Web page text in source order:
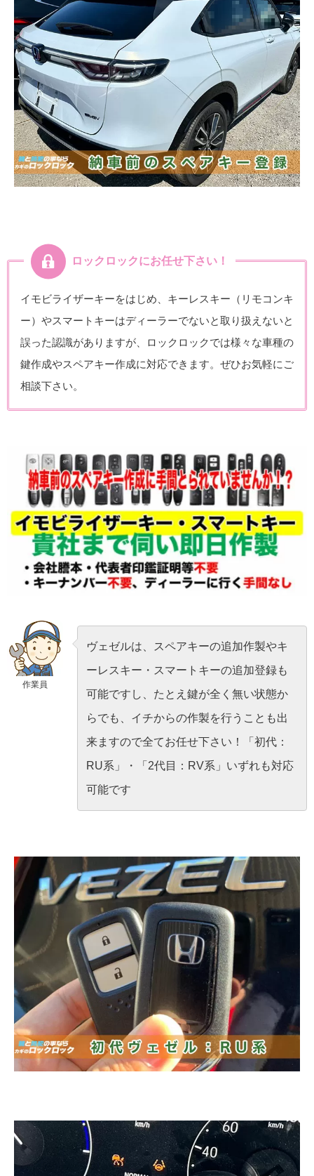
ロックロックにお任せ下さい！
イモビライザーキーをはじめ、キーレスキー（リモコンキ
ー）やスマートキーはディーラーでないと取り扱えないと
誤った認識がありますが、ロックロックでは様々な車種の
鍵作成やスペアキー作成に対応できます。ぜひお気軽にご
相談下さい。
作業員
ヴェゼルは、スペアキーの追加作製やキ
ーレスキー・スマートキーの追加登録も
可能ですし、たとえ鍵が全く無い状態か
らでも、イチからの作製を行うことも出
来ますので全てお任せ下さい！「初代：
RU系」・「2代目：RV系」いずれも対応
可能です